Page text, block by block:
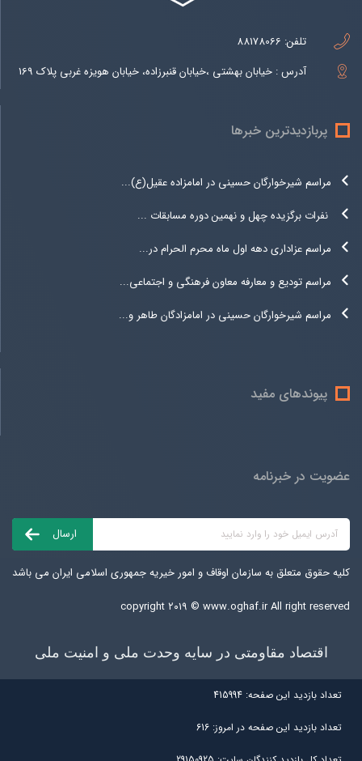
تلفن: 88178066
آدرس : خیابان بهشتی ،خیابان قنبرزاده، خیابان هویزه غربی پلاک 169
پربازدیدترین خبرها
مراسم شیرخوارگان حسینی در امامزاده عقیل(ع)...
نفرات برگزیده چهل و نهمین دوره مسابقات ...
مراسم عزاداری دهه اول ماه محرم الحرام در...
مراسم تودیع و معارفه معاون فرهنگی و اجتماعی...
مراسم شیرخوارگان حسینی در امامزادگان طاهر و...
پیوندهای مفید
عضویت در خبرنامه
کلیه حقوق متعلق به سازمان اوقاف و امور خیریه جمهوری اسلامی ایران می باشد
copyright ۲۰۱۹ © www.oghaf.irAll right reserved
اقتصاد مقاومتی در سایه وحدت ملی و امنیت ملی
تعداد بازديد اين صفحه: 415994
تعداد بازديد اين صفحه در امروز: 616